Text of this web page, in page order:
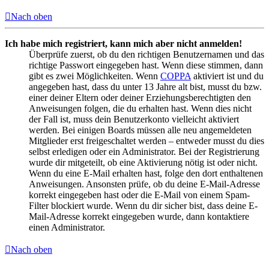
Nach oben
Ich habe mich registriert, kann mich aber nicht anmelden!
Überprüfe zuerst, ob du den richtigen Benutzernamen und das
richtige Passwort eingegeben hast. Wenn diese stimmen, dann
gibt es zwei Möglichkeiten. Wenn COPPA aktiviert ist und du
angegeben hast, dass du unter 13 Jahre alt bist, musst du bzw.
einer deiner Eltern oder deiner Erziehungsberechtigten den
Anweisungen folgen, die du erhalten hast. Wenn dies nicht
der Fall ist, muss dein Benutzerkonto vielleicht aktiviert
werden. Bei einigen Boards müssen alle neu angemeldeten
Mitglieder erst freigeschaltet werden – entweder musst du dies
selbst erledigen oder ein Administrator. Bei der Registrierung
wurde dir mitgeteilt, ob eine Aktivierung nötig ist oder nicht.
Wenn du eine E-Mail erhalten hast, folge den dort enthaltenen
Anweisungen. Ansonsten prüfe, ob du deine E-Mail-Adresse
korrekt eingegeben hast oder die E-Mail von einem Spam-
Filter blockiert wurde. Wenn du dir sicher bist, dass deine E-
Mail-Adresse korrekt eingegeben wurde, dann kontaktiere
einen Administrator.
Nach oben